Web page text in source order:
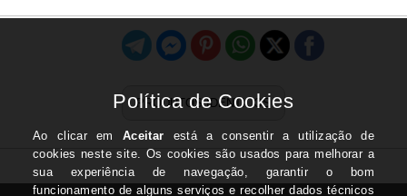
PRODUTOS IDÊNTICOS